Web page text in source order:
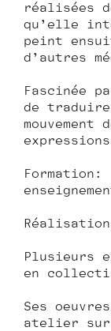
réalisées
qu’elle
peint
d’autres
Fascinée
de
Plusieurs
en
Ses
atelier sur